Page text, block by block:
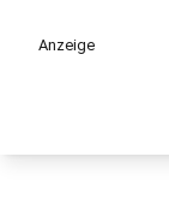
Anzeige